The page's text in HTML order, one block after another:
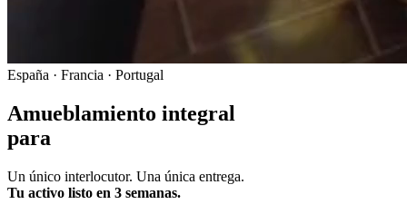
España · Francia · Portugal
Amueblamiento integral
para
Un único interlocutor. Una única entrega.
Tu activo listo en 3 semanas.